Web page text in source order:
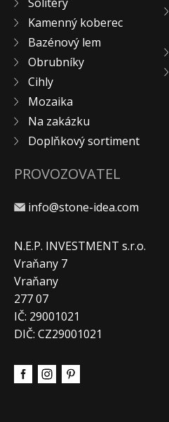
MLATOVÉ POVRCHY
ZAKÁZKY NA MÍRU
VÝPRODEJ
NOVINKY
BLOG
KONTAKT
Kamenný koberec
Bazénový lem
Obrubníky
Cihly
Mozaika
Na zakázku
Doplňkový sortiment
PROVOZOVATEL
info@stone-idea.com
N.E.P. INVESTMENT s.r.o.
Vraňany 7
Vraňany
277 07
IČ: 29001021
DIČ: CZ29001021